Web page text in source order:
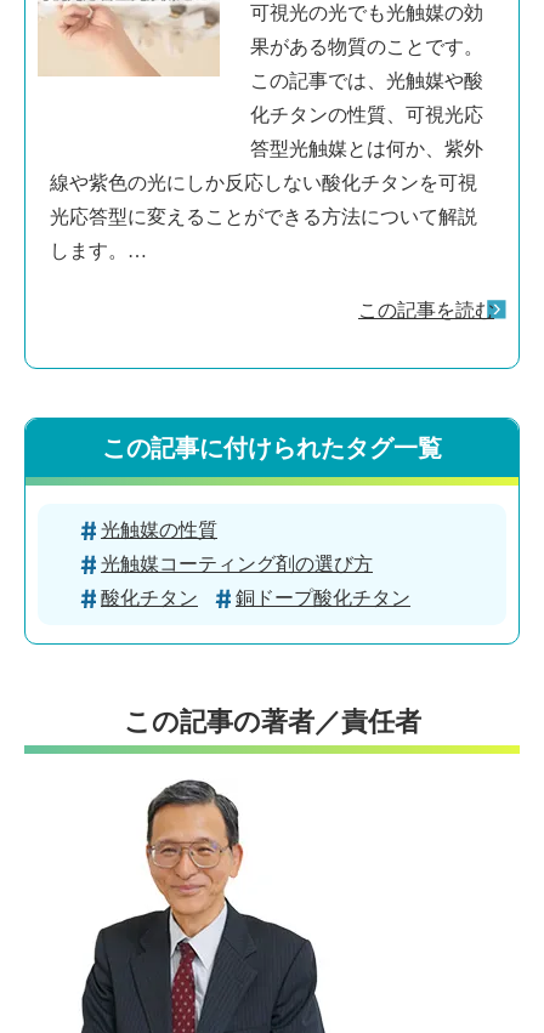
可視光の光でも光触媒の効
果がある物質のことです。
この記事では、光触媒や酸
化チタンの性質、可視光応
答型光触媒とは何か、紫外
線や紫色の光にしか反応しない酸化チタンを可視
光応答型に変えることができる方法について解説
します。…
この記事を読む
この記事に付けられたタグ一覧
光触媒の性質
光触媒コーティング剤の選び方
酸化チタン
銅ドープ酸化チタン
この記事の著者／責任者